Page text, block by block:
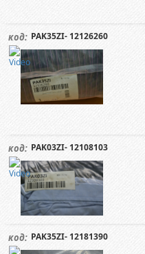
код: PAK35ZI- 12126260
код: PAK03ZI- 12108103
код: PAK35ZI- 12181390